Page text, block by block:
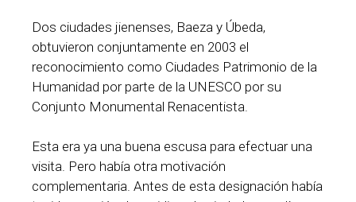
Dos ciudades jienenses, Baeza y Úbeda,
obtuvieron conjuntamente en 2003 el
reconocimiento como Ciudades Patrimonio de la
Humanidad por parte de la UNESCO por su
Conjunto Monumental Renacentista.
Esta era ya una buena escusa para efectuar una
visita. Pero había otra motivación
complementaria. Antes de esta designación había